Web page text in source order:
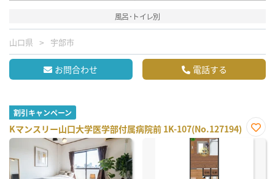
風呂･トイレ別
山口県 宇部市
お問合わせ 電話する
割引キャンペーン
Kマンスリー山口大学医学部付属病院前 1K-107(No.127194)
お気